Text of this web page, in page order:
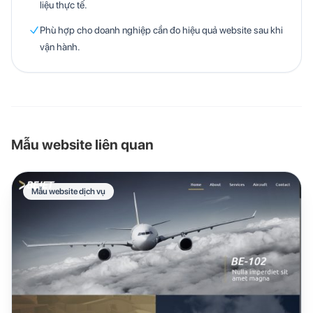
liệu thực tế.
Phù hợp cho doanh nghiệp cần đo hiệu quả website sau khi
vận hành.
Mẫu website liên quan
Mẫu website dịch vụ